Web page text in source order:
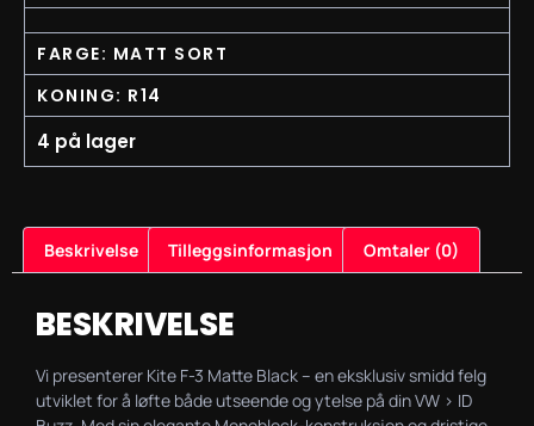
FARGE: MATT SORT
KONING: R14
4 på lager
Beskrivelse Tilleggsinformasjon Omtaler (0)
BESKRIVELSE
Vi presenterer Kite F-3 Matte Black – en eksklusiv smidd felg
utviklet for å løfte både utseende og ytelse på din VW > ID